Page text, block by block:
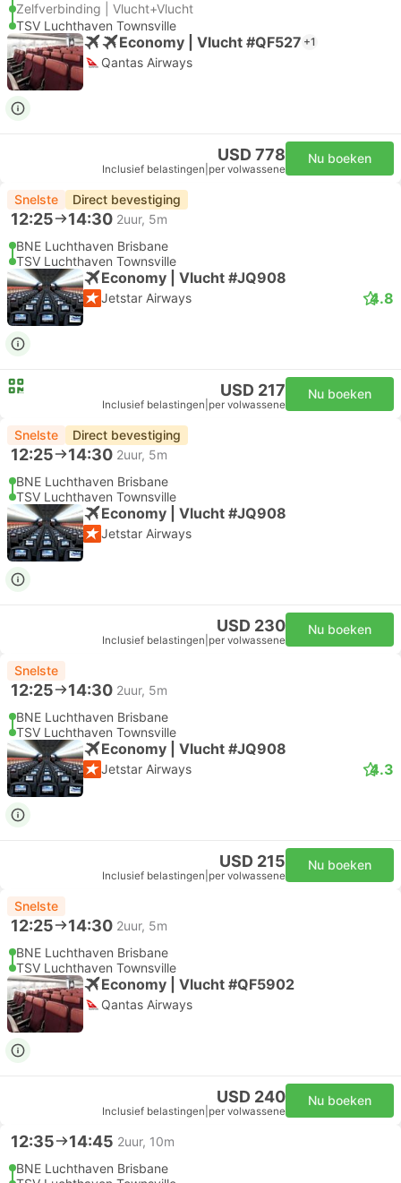
Zelfverbinding | Vlucht+Vlucht
TSV Luchthaven Townsville
Economy | Vlucht #QF527 +1
Qantas Airways
USD 778
Inclusief belastingen per volwassene
Nu boeken
Snelste Direct bevestiging
12:25 14:30 2uur, 5m
BNE Luchthaven Brisbane
TSV Luchthaven Townsville
Economy | Vlucht #JQ908
Jetstar Airways 4.8
USD 217
Inclusief belastingen per volwassene
Nu boeken
Snelste Direct bevestiging
12:25 14:30 2uur, 5m
BNE Luchthaven Brisbane
TSV Luchthaven Townsville
Economy | Vlucht #JQ908
Jetstar Airways
USD 230
Inclusief belastingen per volwassene
Nu boeken
Snelste
12:25 14:30 2uur, 5m
BNE Luchthaven Brisbane
TSV Luchthaven Townsville
Economy | Vlucht #JQ908
Jetstar Airways 4.3
USD 215
Inclusief belastingen per volwassene
Nu boeken
Snelste
12:25 14:30 2uur, 5m
BNE Luchthaven Brisbane
TSV Luchthaven Townsville
Economy | Vlucht #QF5902
Qantas Airways
USD 240
Inclusief belastingen per volwassene
Nu boeken
12:35 14:45 2uur, 10m
BNE Luchthaven Brisbane